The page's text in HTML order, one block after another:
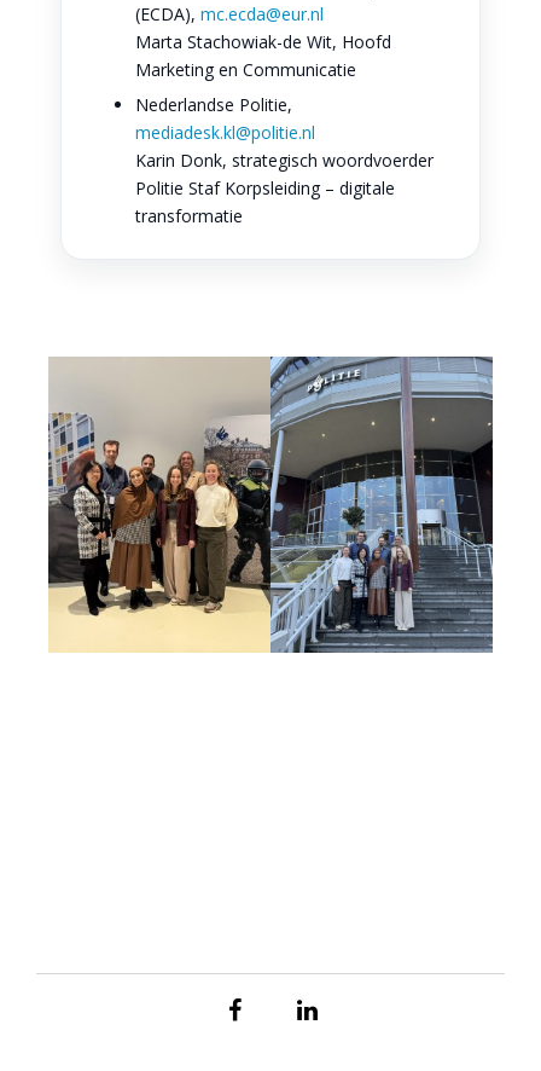
(ECDA), mc.ecda@eur.nl
Marta Stachowiak-de Wit, Hoofd
Marketing en Communicatie
Nederlandse Politie,
mediadesk.kl@politie.nl
Karin Donk, strategisch woordvoerder
Politie Staf Korpsleiding – digitale
transformatie